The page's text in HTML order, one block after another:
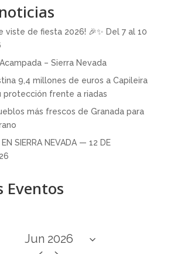
viste de fiesta 2026! 🎉✨ Del 7 al 10
– Sierra Nevada
9,4 millones de euros a Capileira
protección frente a riadas
más frescos de Granada para
SIERRA NEVADA — 12 DE
Eventos